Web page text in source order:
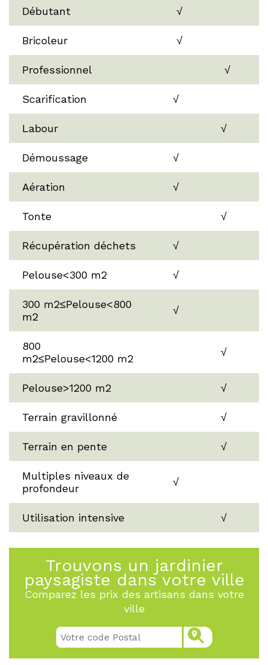
Débutant √
Bricoleur √
Professionnel √
Scarification √
Labour √
Démoussage √
Aération √
Tonte √
Récupération déchets √
Pelouse<300 m2 √
300 m2≤Pelouse<800
m2
√
800
m2≤Pelouse<1200 m2
√
Pelouse>1200 m2 √
Terrain gravillonné √
Terrain en pente √
Multiples niveaux de
profondeur
√
Utilisation intensive √
Trouvons un jardinier
paysagiste dans votre ville
Comparez les prix des artisans dans votre
ville